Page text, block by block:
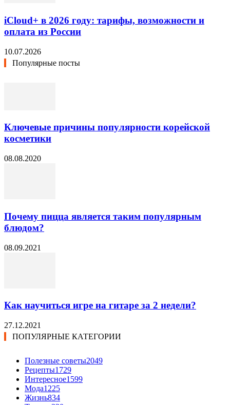
iCloud+ в 2026 году: тарифы, возможности и
оплата из России
10.07.2026
Популярные посты
Ключевые причины популярности корейской
косметики
08.08.2020
Почему пицца является таким популярным
блюдом?
08.09.2021
Как научиться игре на гитаре за 2 недели?
27.12.2021
ПОПУЛЯРНЫЕ КАТЕГОРИИ
Полезные советы2049
Рецепты1729
Интересное1599
Мода1225
Жизнь834